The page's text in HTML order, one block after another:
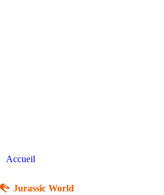
Accueil
Jurassic World